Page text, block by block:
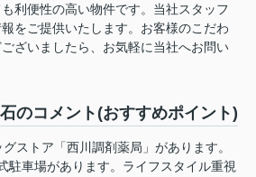
利便性の高い物件です。当社スタッフ
をご提供いたします。お客様のこだわ
ざいましたら、お気軽に当社へお問い
のコメント(おすすめポイント)
ストア「西川調剤薬局」があります。
駐車場があります。ライフスタイル重視